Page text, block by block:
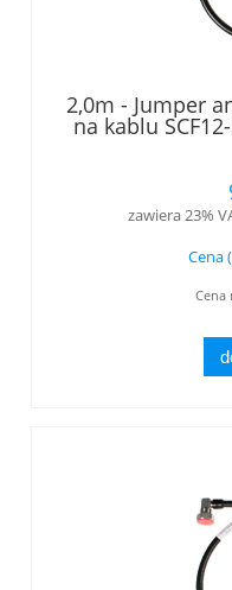
2,0m - Jumper
na kablu
7/16 męski
zawiera 23%
Cena
Cena